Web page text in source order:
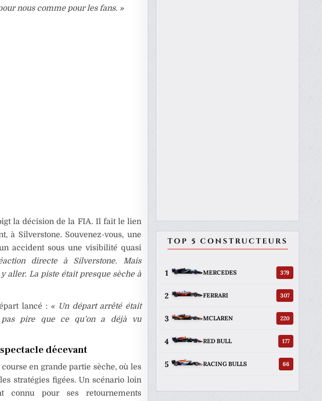
nous comme pour les fans. »
la décision de la FIA. Il fait le lien
à Silverstone. Souvenez-vous, une
accident sous une visibilité quasi
directe à Silverstone. Mais
aller. La piste était presque sèche à
lancé : « Un départ arrêté était
pas pire que ce qu’on a déjà vu
décevant
en grande partie sèche, où les
stratégies figées. Un scénario loin
connu pour ses retournements
TOP 5 CONSTRUCTEURS
1 MERCEDES 379
2 FERRARI 307
3 MCLAREN 220
4 RED BULL 177
5 RACING BULLS 66